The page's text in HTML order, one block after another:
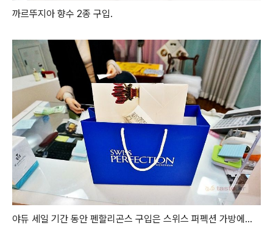
까르뚜지아 향수 2종 구입.
야듀 세일 기간 동안 펜할리곤스 구입은 스위스 퍼펙션 가방에...